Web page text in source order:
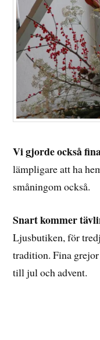
Vi gjorde också
lämpligare att ha
småningom också.
Snart kommer
Ljusbutiken, för
tradition. Fina
till jul och advent.